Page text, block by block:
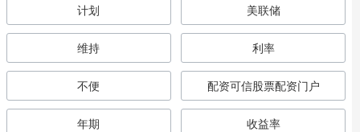
计划 美联储
维持 利率
不便 配资可信股票配资门户
年期 收益率